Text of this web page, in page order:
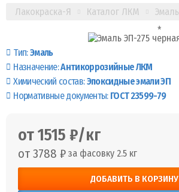
Лакокраска-Я Каталог ЛКМ Эмаль
Тип:Эмаль
Назначение:Антикоррозийные ЛКМ
Химический состав:Эпоксидные эмали ЭП
Нормативные документы: ГОСТ 23599-79
от 1515 ₽/кг
от 3788 ₽ за фасовку 2.5 кг
ДОБАВИТЬ В КОРЗИНУ